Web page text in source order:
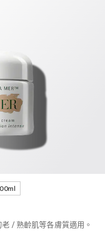
/ 熟齡肌等各膚質適用。